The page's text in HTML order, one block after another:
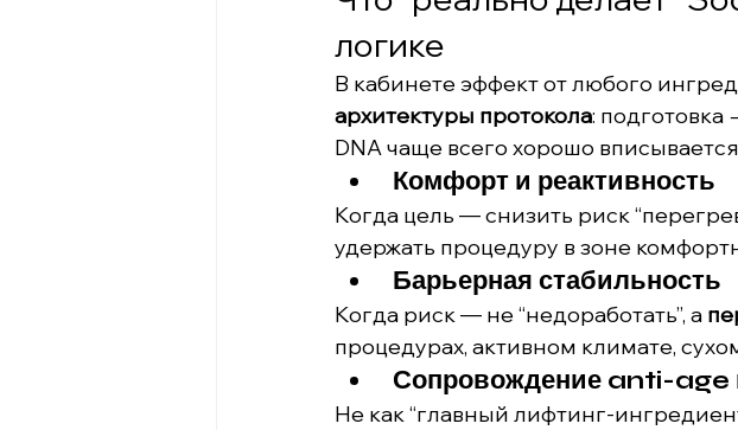
логике
В кабинете эффект от любого
архитектуры протокола:
DNA чаще всего хорошо
Комфорт и реактивность
Когда цель — снизить риск
удержать процедуру в зоне
Барьерная стабильность
Когда риск — не “недоработать”, а
процедурах, активном климате,
Сопровождение anti-age
Не как “главный лифтинг-